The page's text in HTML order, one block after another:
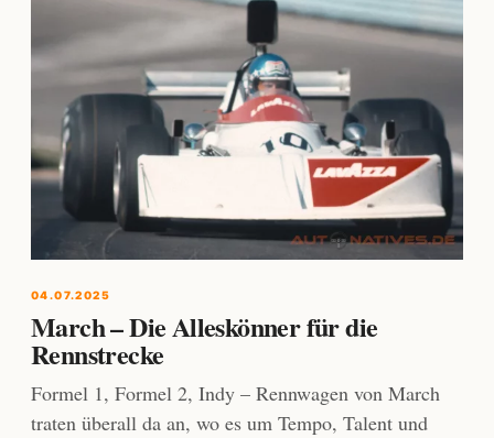
04.07.2025
March – Die Alleskönner für die
Rennstrecke
Formel 1, Formel 2, Indy – Rennwagen von March
traten überall da an, wo es um Tempo, Talent und